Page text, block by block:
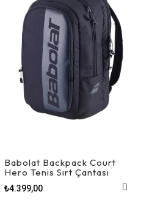
Babolat Backpack Court
Hero Tenis Sırt Çantası
₺4.399,00